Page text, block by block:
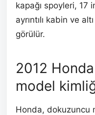
kapağı spoyleri, 17
ayrıntılı kabin ve
görülür.
2012
model
Honda, dokuzuncu